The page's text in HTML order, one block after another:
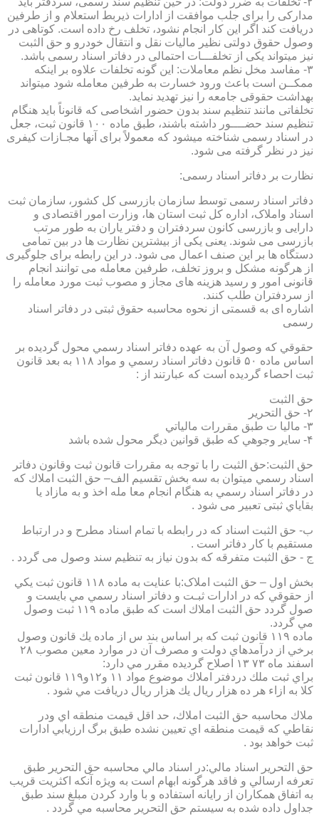
مدارکی را برای جلب موافقت از ادارات ذیربط استعلام و از طرفین
دریافت کند اگر این کار انجام نشود، تخلف رخ داده است. کوتاهی در
وصول حقوق دولتی نظیر مالیات نقل و انتقال خودرو و حق الثبت
نیز میتواند یکی از تخلفـــات احتمالی در دفاتر اسناد رسمی باشد.
۳- مفاسد مخل نظم معاملات: این گونه تخلفات علاوه بر اینکه
ممکــن است باعث ورود خسارت به طرفین معامله شود میتواند
بهداشت حقوقی جامعه را نیز تهدید نماید.
تخلفاتی مانند تنظیم سند بدون حضور اشخاصی که قانوناً باید هنگام
تنظیم سند حضــــور داشته باشند، طبق ماده ۱۰۰ قانون ثبت، جعل
در اسناد رسمی شناخته میشود که معمولاً برای آنها مجـازات کیفری
نیز در نظر گرفته می شود.
نظارت بر دفاتر اسناد رسمی:
دفاتر اسناد رسمی توسط سازمان بازرسی کل کشور، سازمان ثبت
اسناد واملاک، اداره کل ثبت استان ها، وزارت امور اقتصادی و
دارایی و بازرسی کانون سردفتران و دفتر یاران به طور مرتب
بازرسی می شوند. یعنی یکی از بیشترین نظارت ها در بین تمامی
دستگاه ها بر این صنف اعمال می شود. در این رابطه برای جلوگیری
از هرگونه مشکل و بروز تخلف، طرفین معامله می توانند انجام
قانونی امور و رسید هزینه های مجاز و مصوب ثبت مورد معامله را
از سردفتران طلب کنند.
اشاره ای به قسمتی از نحوه محاسبه حقوق ثبتی در دفاتر اسناد
رسمی
حقوقي كه وصول آن به عهده دفاتر اسناد رسمي محول گرديده بر
اساس ماده ۵۰ قانون دفاتر اسناد رسمي و مواد ۱۱۸ به بعد قانون
ثبت احصاء گرديده است كه عبارتند از :
حق الثبت
۲- حق التحرير
۳- ماليا ت طبق مقررات مالياتي
۴- ساير وجوهي كه طبق قوانين ديگر محول شده باشد
حق الثبت:حق الثبت را با توجه به مقررات قانون ثبت وقانون دفاتر
اسناد رسمي ميتوان به سه بخش تقسيم الف– حق الثبت املاك كه
در دفاتر اسناد رسمي به هنگام انجام معا مله اخذ و به مازاد يا
بقاياي ثبتی تعبیر می شود .
ب- حق الثبت اسناد كه در رابطه با تمام اسناد مطرح و در ارتباط
مستقيم با كار دفاتر است .
ج - حق الثبت متفرقه كه بدون نياز به تنظیم سند وصول می گردد .
بخش اول – حق الثبت املاک:با عنايت به ماده ۱۱۸ قانون ثبت يكي
از حقوقي كه در ادارات ثبـت و دفاتر اسناد رسمي مي بايست و
صول گردد حق الثبت املاك است كه طبق ماده ۱۱۹ ثبت وصول
مي گردد.
ماده ۱۱۹ قانون ثبت كه بر اساس بند س از ماده يك قانون وصول
برخي از درآمدهاي دولت و مصرف آن در موارد معين مصوب ۲۸
اسفند ماه ۷۳ ۱۳ اصلاح گرديده مقرر مي دارد:
براي ثبت ملك دردفتر املاك موضوع مواد ۱۱ و۱۲و۱۱۹ قانون ثبت
كلا به ازاء هر ده هزار ريال يك هزار ريال دريافت مي شود .
ملاك محاسبه حق الثبت املاك، حد اقل قيمت منطقه اي ودر
نقاطي كه قيمت منطقه اي تعيين نشده طبق برگ ارزيابي ادارات
ثبت خواهد بود .
حق التحرير اسناد مالي:در اسناد مالي محاسبه حق التحرير طبق
تعرفه ارسالي و فاقد هرگونه ابهام است به ويژه آنكه اكثريت قريب
به اتفاق همكاران از رايانه استفاده و با وارد كردن مبلغ سند طبق
جداول داده شده به سيستم حق التحرير محاسبه مي گردد .